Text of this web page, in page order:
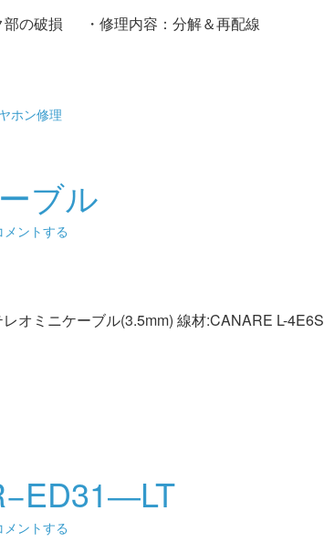
部の破損 ・修理内容：分解＆再配線
ホン修理
ブル
メントする
オミニケーブル(3.5mm) 線材:CANARE L-4E6S
メントする